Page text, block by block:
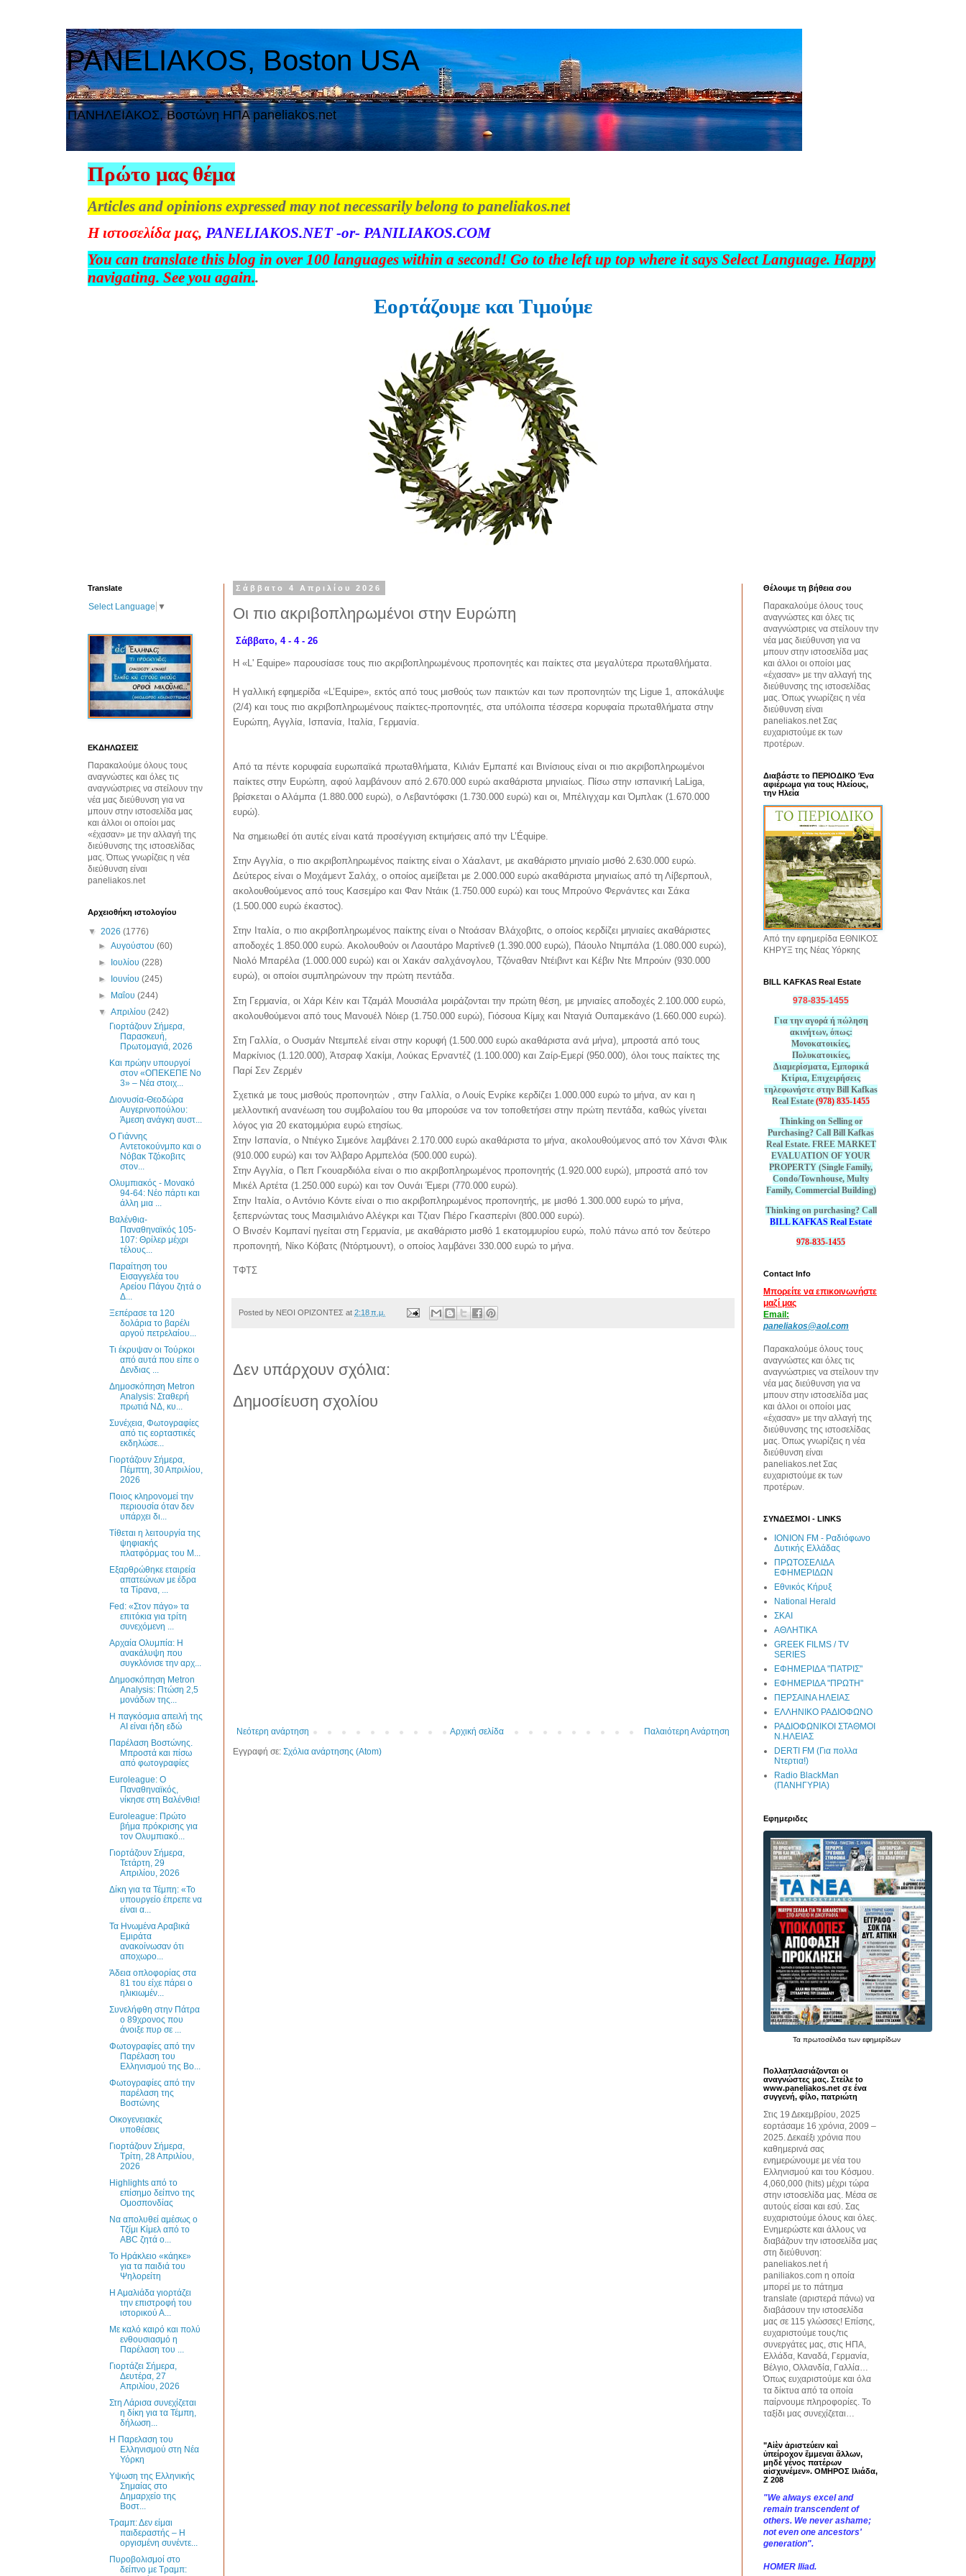
PANELIAKOS, Boston USA
ΠAΝΗΛΕΙΑΚΟΣ, Βοστώνη ΗΠΑ paneliakos.net
Πρώτο μας θέμα
Articles and opinions expressed may not necessarily belong to paneliakos.net
Η ιστοσελίδα μας, PANELIAKOS.NET -or- PANILIAKOS.COM
You can translate this blog in over 100 languages within a second! Go to the left up top where it says Select Language. Happy
navigating. See you again..
Εορτάζουμε και Tιμούμε
Σάββατο 4 Απριλίου 2026
Οι πιο ακριβοπληρωμένοι στην Ευρώπη
Σάββατο, 4 - 4 - 26
Η «L' Equipe» παρουσίασε τους πιο ακριβοπληρωμένους προπονητές και παίκτες στα μεγαλύτερα πρωταθλήματα.
Η γαλλική εφημερίδα «L’Equipe», εκτός από τους μισθούς των παικτών και των προπονητών της Ligue 1, αποκάλυψε
(2/4) και τους πιο ακριβοπληρωμένους παίκτες-προπονητές, στα υπόλοιπα τέσσερα κορυφαία πρωταθλήματα στην
Ευρώπη, Αγγλία, Ισπανία, Ιταλία, Γερμανία.
Από τα πέντε κορυφαία ευρωπαϊκά πρωταθλήματα, Κιλιάν Εμπαπέ και Βινίσιους είναι οι πιο ακριβοπληρωμένοι
παίκτες στην Ευρώπη, αφού λαμβάνουν από 2.670.000 ευρώ ακαθάριστα μηνιαίως. Πίσω στην ισπανική LaLiga,
βρίσκεται ο Αλάμπα (1.880.000 ευρώ), ο Λεβαντόφσκι (1.730.000 ευρώ) και οι, Μπέλιγχαμ και Όμπλακ (1.670.000
ευρώ).
Να σημειωθεί ότι αυτές είναι κατά προσέγγιση εκτιμήσεις από την L’Équipe.
Στην Αγγλία, ο πιο ακριβοπληρωμένος παίκτης είναι ο Χάαλαντ, με ακαθάριστο μηνιαίο μισθό 2.630.000 ευρώ.
Δεύτερος είναι ο Μοχάμεντ Σαλάχ, ο οποίος αμείβεται με 2.000.000 ευρώ ακαθάριστα μηνιαίως από τη Λίβερπουλ,
ακολουθούμενος από τους Κασεμίρο και Φαν Ντάικ (1.750.000 ευρώ) και τους Μπρούνο Φερνάντες και Σάκα
(1.500.000 ευρώ έκαστος).
Στην Ιταλία, ο πιο ακριβοπληρωμένος παίκτης είναι ο Ντοάσαν Βλάχοβιτς, ο οποίος κερδίζει μηνιαίες ακαθάριστες
αποδοχές 1.850.000 ευρώ. Ακολουθούν οι Λαουτάρο Μαρτίνεθ (1.390.000 ευρώ), Πάουλο Ντιμπάλα (1.080.000 ευρώ),
Νιολό Μπαρέλα (1.000.000 ευρώ) και οι Χακάν σαλχάνογλου, Τζόναθαν Ντέιβιντ και Κέβιν Ντε Μπρούιν (930.000
ευρώ), οι οποίοι συμπληρώνουν την πρώτη πεντάδα.
Στη Γερμανία, οι Χάρι Κέιν και Τζαμάλ Μουσιάλα μοιράζονται την πρώτη θέση, με μηνιαίες αποδοχές 2.100.000 ευρώ,
ακολουθούμενοι από τους Μανουέλ Νόιερ (1.750.000 ευρώ), Γιόσουα Κίμιχ και Νταγιά Ουπαμεκάνο (1.660.000 ευρώ).
Στη Γαλλία, ο Ουσμάν Ντεμπελέ είναι στην κορυφή (1.500.000 ευρώ ακαθάριστα ανά μήνα), μπροστά από τους
Μαρκίνιος (1.120.000), Άτσραφ Χακίμι, Λούκας Ερναντέζ (1.100.000) και Ζαίρ-Εμερί (950.000), όλοι τους παίκτες της
Παρί Σεν Ζερμέν
Σχετικά με τους μισθούς προπονητών , στην Γαλλία, ο Λουίς Ενρίκε κερδίζει 1.000.000 ευρώ το μήνα, αν και η
μελλοντική ανανέωση του συμβολαίου του θα μπορούσε να τον τοποθετήσει στην πρώτη πεντάδα, καθώς γίνεται
λόγος για 20 εκατομμύρια ευρώ ετησίως.
Στην Ισπανία, ο Ντιέγκο Σιμεόνε λαμβάνει 2.170.000 ευρώ ακαθάριστα το μήνα, ακολουθούμενος από τον Χάνσι Φλικ
(910.000 ευρώ) και τον Άλβαρο Αρμπελόα (500.000 ευρώ).
Στην Αγγλία, ο Πεπ Γκουαρδιόλα είναι ο πιο ακριβοπληρωμένος προπονητής (1.920.000 ευρώ), μπροστά από τον
Μικέλ Αρτέτα (1.250.000 ευρώ) και τον Ουνάι Έμερι (770.000 ευρώ).
Στην Ιταλία, ο Αντόνιο Κόντε είναι ο πιο ακριβοπληρωμένος προπονητής, με μισθό 1.300.000 ευρώ το μήνα,
ξεπερνώντας τους Μασιμιλιάνο Αλέγκρι και Τζιαν Πιέρο Γκασπερίνι (800.000 ευρώ).
Ο Βινσέν Κομπανί ηγείται στη Γερμανία, με ακαθάριστο μισθό 1 εκατομμυρίου ευρώ, πολύ πάνω από τον δεύτερο
προπονητή, Νίκο Κόβατς (Ντόρτμουντ), ο οποίος λαμβάνει 330.000 ευρώ το μήνα.
ΤΦΤΣ
Posted by ΝΕΟΙ ΟΡΙΖΟΝΤΕΣ at 2:18 π.μ.
Δεν υπάρχουν σχόλια:
Δημοσίευση σχολίου
Νεότερη ανάρτηση Παλαιότερη Ανάρτηση
Αρχική σελίδα
Εγγραφή σε: Σχόλια ανάρτησης (Atom)
Translate
Select Language ▼
ΕΚΔΗΛΩΣΕΙΣ
Παρακαλούμε όλους τους
αναγνώστες και όλες τις
αναγνώστριες να στείλουν την
νέα μας διεύθυνση για να
μπουν στην ιστοσελίδα μας
και άλλοι οι οποίοι μας
«έχασαν» με την αλλαγή της
διεύθυνσης της ιστοσελίδας
μας. Όπως γνωρίζεις η νέα
διεύθυνση είναι
paneliakos.net
Αρχειοθήκη ιστολογίου
▼ 2026 (1776)
►Αυγούστου(60)
► Ιουλίου(228)
► Ιουνίου(245)
► Μαΐου(244)
▼Απριλίου(242)
Γιορτάζουν Σήμερα,
Παρασκευή,
Πρωτομαγιά, 2026
Και πρώην υπουργοί
στον «ΟΠΕΚΕΠΕ Νο
3» – Νέα στοιχ...
Διονυσία-Θεοδώρα
Αυγερινοπούλου:
Άμεση ανάγκη αυστ...
Ο Γιάννης
Αντετοκούνμπο και ο
Νόβακ Τζόκοβιτς
στον...
Ολυμπιακός - Μονακό
94-64: Νέο πάρτι και
άλλη μια ...
Βαλένθια-
Παναθηναϊκός 105-
107: Θρίλερ μέχρι
τέλους...
Παραίτηση του
Εισαγγελέα του
Αρείου Πάγου ζητά ο
Δ...
Ξεπέρασε τα 120
δολάρια το βαρέλι
αργού πετρελαίου...
Τι έκρυψαν οι Τούρκοι
από αυτά που είπε ο
Δενδιας ...
Δημοσκόπηση Metron
Analysis: Σταθερή
πρωτιά ΝΔ, κυ...
Συνέχεια, Φωτογραφίες
από τις εορταστικές
εκδηλώσε...
Γιορτάζουν Σήμερα,
Πέμπτη, 30 Απριλίου,
2026
Ποιος κληρονομεί την
περιουσία όταν δεν
υπάρχει δι...
Τίθεται η λειτουργία της
ψηφιακής
πλατφόρμας του Μ...
Εξαρθρώθηκε εταιρεία
απατεώνων με έδρα
τα Τίρανα, ...
Fed: «Στον πάγο» τα
επιτόκια για τρίτη
συνεχόμενη ...
Αρχαία Ολυμπία: Η
ανακάλυψη που
συγκλόνισε την αρχ...
Δημοσκόπηση Metron
Analysis: Πτώση 2,5
μονάδων της...
Η παγκόσμια απειλή της
ΑΙ είναι ήδη εδώ
Παρέλαση Βοστώνης.
Μπροστά και πίσω
από φωτογραφίες
Euroleague: O
Παναθηναϊκός,
νίκησε στη Βαλένθια!
Euroleague: Πρώτο
βήμα πρόκρισης για
τον Ολυμπιακό...
Γιορτάζουν Σήμερα,
Τετάρτη, 29
Απριλίου, 2026
Δίκη για τα Τέμπη: «Το
υπουργείο έπρεπε να
είναι α...
Τα Ηνωμένα Αραβικά
Εμιράτα
ανακοίνωσαν ότι
αποχωρο...
Άδεια οπλοφορίας στα
81 του είχε πάρει ο
ηλικιωμέν...
Συνελήφθη στην Πάτρα
ο 89χρονος που
άνοιξε πυρ σε ...
Φωτογραφίες από την
Παρέλαση του
Ελληνισμού της Βο...
Φωτογραφίες από την
παρέλαση της
Βοστώνης
Οικογενειακές
υποθέσεις
Γιορτάζουν Σήμερα,
Τρίτη, 28 Απριλίου,
2026
Highlights από το
επίσημο δείπνο της
Ομοσπονδίας
Να απολυθεί αμέσως ο
Τζίμι Κίμελ από το
ABC ζητά ο...
Το Ηράκλειο «κάηκε»
για τα παιδιά του
Ψηλορείτη
Η Αμαλιάδα γιορτάζει
την επιστροφή του
ιστορικού Α...
Με καλό καιρό και πολύ
ενθουσιασμό η
Παρέλαση του ...
Γιορτάζει Σήμερα,
Δευτέρα, 27
Απριλίου, 2026
Στη Λάρισα συνεχίζεται
η δίκη για τα Τέμπη,
δήλωση...
H Παρελαση του
Ελληνισμού στη Νέα
Υόρκη
Υψωση της Ελληνικής
Σημαίας στο
Δημαρχείο της
Βοστ...
Τραμπ: Δεν είμαι
παιδεραστής – Η
οργισμένη συνέντε...
Πυροβολισμοί στο
δείπνο με Τραμπ:
Θέλουμε τη βήθεια σου
Παρακαλούμε όλους τους
αναγνώστες και όλες τις
αναγνώστριες να στείλουν την
νέα μας διεύθυνση για να
μπουν στην ιστοσελίδα μας
και άλλοι οι οποίοι μας
«έχασαν» με την αλλαγή της
διεύθυνσης της ιστοσελίδας
μας. Όπως γνωρίζεις η νέα
διεύθυνση είναι
paneliakos.net Σας
ευχαριστούμε εκ των
προτέρων.
Διαβάστε το ΠΕΡΙΟΔΙΚΟ Ένα
αφιέρωμα για τους Ηλείους,
την Ηλεία
Από την εφημερίδα ΕΘΝΙΚΟΣ
ΚΗΡΥΞ της Νέας Υόρκης
BILL KAFKAS Real Estate
978-835-1455
Για την αγορά ή πώληση
ακινήτων, όπως:
Μονοκατοικίες,
Πολυκατοικίες,
Διαμερίσματα, Εμπορικά
Κτίρια, Επιχειρήσεις
τηλεφωνήστε στην Bill Kafkas
Real Estate (978) 835-1455
Thinking on Selling or
Purchasing? Call Bill Kafkas
Real Estate. FREE MARKET
EVALUATION OF YOUR
PROPERTY (Single Family,
Condo/Townhouse, Multy
Family, Commercial Building)
Thinking on purchasing? Call
BILL KAFKAS Real Estate
978-835-1455
Contact Info
Μπορείτε να επικοινωνήστε
μαζί μας
Email:
paneliakos@aol.com
Παρακαλούμε όλους τους
αναγνώστες και όλες τις
αναγνώστριες να στείλουν την
νέα μας διεύθυνση για να
μπουν στην ιστοσελίδα μας
και άλλοι οι οποίοι μας
«έχασαν» με την αλλαγή της
διεύθυνσης της ιστοσελίδας
μας. Όπως γνωρίζεις η νέα
διεύθυνση είναι
paneliakos.net Σας
ευχαριστούμε εκ των
προτέρων.
ΣΥΝΔΕΣΜΟΙ - LINKS
IONION FM - Ραδιόφωνο
Δυτικής Ελλάδας
ΠΡΩΤΟΣΕΛΙΔΑ
ΕΦΗΜΕΡΙΔΩΝ
Εθνικός Κήρυξ
National Herald
ΣΚΑΙ
ΑΘΛΗΤΙΚΑ
GREEK FILMS / TV
SERIES
ΕΦΗΜΕΡΙΔΑ "ΠΑΤΡΙΣ"
ΕΦΗΜΕΡΙΔΑ "ΠΡΩΤΗ"
ΠΕΡΣΑΙΝΑ ΗΛΕΙΑΣ
ΕΛΛΗΝΙΚΟ ΡΑΔΙΟΦΩΝΟ
ΡΑΔΙΟΦΩΝΙΚΟΙ ΣΤΑΘΜΟΙ
Ν.ΗΛΕΙΑΣ
DERTI FM (Για πολλα
Ντερτια!)
Radio BlackMan
(ΠΑΝΗΓΥΡΙΑ)
Εφημεριδες
Τα πρωτοσέλιδα των εφημερίδων
Πολλαπλασιάζονται οι
αναγνώστες μας. Στείλε to
www.paneliakos.net σε ένα
συγγενή, φίλο, πατριώτη
Στις 19 Δεκεμβρίου, 2025
εορτάσαμε 16 χρόνια, 2009 –
2025. Δεκαέξι χρόνια που
καθημερινά σας
ενημερώνουμε με νέα του
Ελληνισμού και του Κόσμου.
4,060,000 (hits) μέχρι τώρα
στην ιστοσελίδα μας. Μέσα σε
αυτούς είσαι και εσύ. Σας
ευχαριστούμε όλους και όλες.
Ενημερώστε και άλλους να
διαβάζουν την ιστοσελίδα μας
στη διεύθυνση:
paneliakos.net ή
paniliakos.com η οποία
μπορεί με το πάτημα
translate (αριστερά πάνω) να
διαβάσουν την ιστοσελίδα
μας σε 115 γλώσσες! Επίσης,
ευχαριστούμε τους/τις
συνεργάτες μας, στις ΗΠΑ,
Ελλάδα, Καναδά, Γερμανία,
Βέλγιο, Ολλανδία, Γαλλία…
Όπως ευχαριστούμε και όλα
τα δίκτυα από τα οποία
παίρνουμε πληροφορίες. Το
ταξίδι μας συνεχίζεται…
"Αἰὲν ἀριστεύειν καὶ
ὑπείροχον ἔμμεναι ἄλλων,
μηδὲ γένος πατέρων
αἰσχυνέμεν». ΟΜΗΡΟΣ Ιλιάδα,
Ζ 208
"We always excel and
remain transcendent of
others. We never ashame;
not even one ancestors'
generation".
HOMER Iliad.